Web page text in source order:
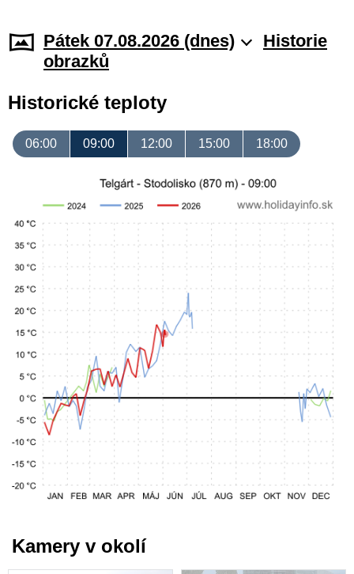
Pátek 07.08.2026 (dnes)
Historie
obrazků
Historické teploty
06:00 09:00 12:00 15:00 18:00
Kamery v okolí